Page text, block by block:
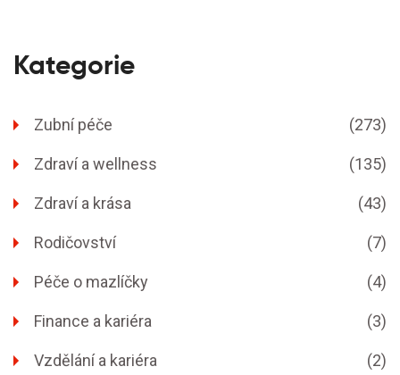
Kategorie
Zubní péče (273)
Zdraví a wellness (135)
Zdraví a krása (43)
Rodičovství (7)
Péče o mazlíčky (4)
Finance a kariéra (3)
Vzdělání a kariéra (2)